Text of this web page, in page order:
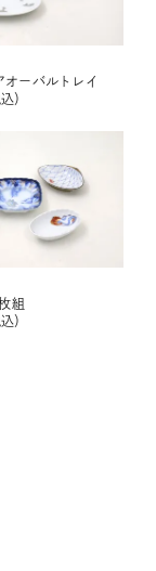
ーバルトレイ
）
組
）